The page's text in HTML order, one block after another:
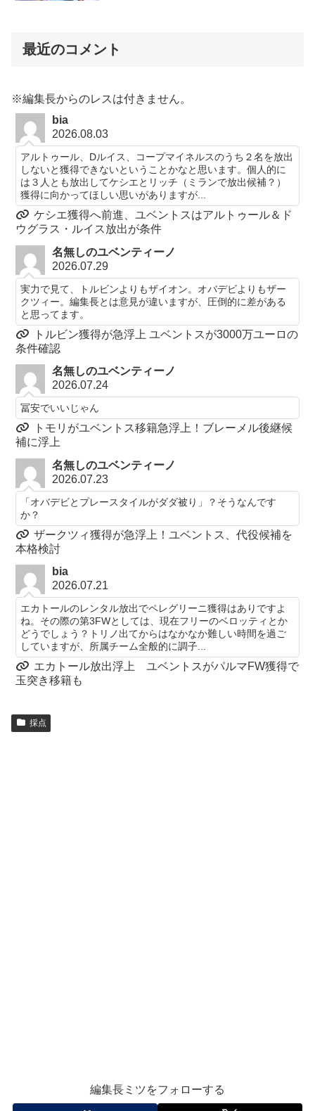
最近のコメント
※編集長からのレスは付きません。
bia
2026.08.03
アルトゥール、Dルイス、コープマイネルスのうち２名を放出
しないと獲得できないということかなと思います。個人的に
は３人とも放出してケシエとリッチ（ミランで放出候補？）
獲得に向かってほしい思いがありますが...
ケシエ獲得へ前進、ユベントスはアルトゥール＆ド
ウグラス・ルイス放出が条件
名無しのユベンティーノ
2026.07.29
実力で見て、トルビンよりもザイオン。オバデビよりもザー
クツィー。編集長とは意見が違いますが、圧倒的に差がある
と思ってます。
トルビン獲得が急浮上 ユベントスが3000万ユーロの
条件確認
名無しのユベンティーノ
2026.07.24
冨安でいいじゃん
トモリがユベントス移籍急浮上！ブレーメル後継候
補に浮上
名無しのユベンティーノ
2026.07.23
「オバデビとプレースタイルがダダ被り」？そうなんです
か？
ザークツィ獲得が急浮上！ユベントス、代役候補を
本格検討
bia
2026.07.21
エカトールのレンタル放出でペレグリーニ獲得はありですよ
ね。その際の第3FWとしては、現在フリーのベロッティとか
どうでしょう？トリノ出てからはなかなか難しい時間を過ご
していますが、所属チーム全般的に調子...
エカトール放出浮上 ユベントスがパルマFW獲得で
玉突き移籍も
採点
編集長ミツをフォローする